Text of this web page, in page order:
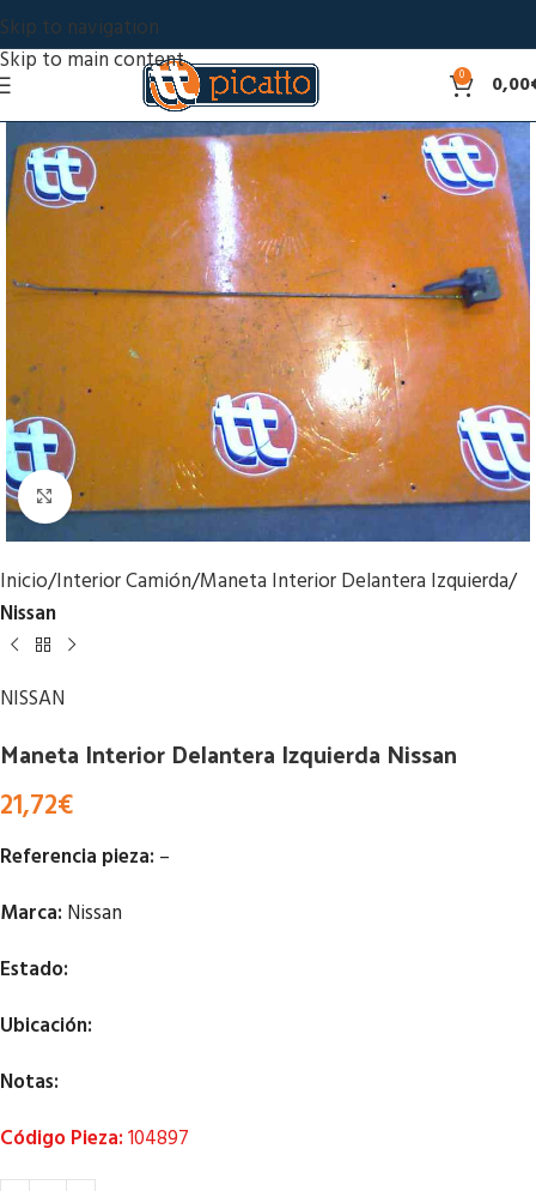
Skip to navigation
Skip to main content
0 0,00
Click to enlarge
Inicio Interior Camión Maneta Interior Delantera Izquierda
Nissan
NISSAN
Maneta Interior Delantera Izquierda Nissan
21,72€
Referencia pieza: –
Marca: Nissan
Estado:
Ubicación:
Notas:
Código Pieza:104897